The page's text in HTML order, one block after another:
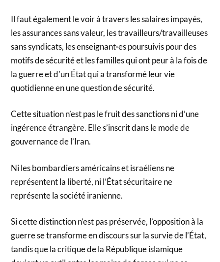
Il faut également le voir à travers les salaires impayés,
les assurances sans valeur, les travailleurs/travailleuses
sans syndicats, les enseignant·es poursuivis pour des
motifs de sécurité et les familles qui ont peur à la fois de
la guerre et d’un État qui a transformé leur vie
quotidienne en une question de sécurité.
Cette situation n’est pas le fruit des sanctions ni d’une
ingérence étrangère. Elle s’inscrit dans le mode de
gouvernance de l’Iran.
Ni les bombardiers américains et israéliens ne
représentent la liberté, ni l’État sécuritaire ne
représente la société iranienne.
Si cette distinction n’est pas préservée, l’opposition à la
guerre se transforme en discours sur la survie de l’État,
tandis que la critique de la République islamique